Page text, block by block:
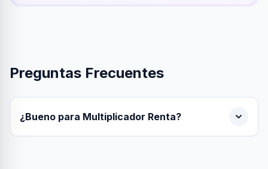
Preguntas Frecuentes
¿Bueno para Multiplicador Renta?